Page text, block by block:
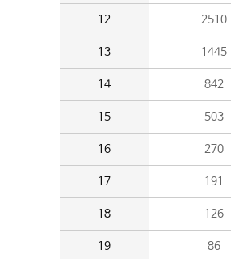
12 2510
13 1445
14 842
15 503
16 270
17 191
18 126
19 86